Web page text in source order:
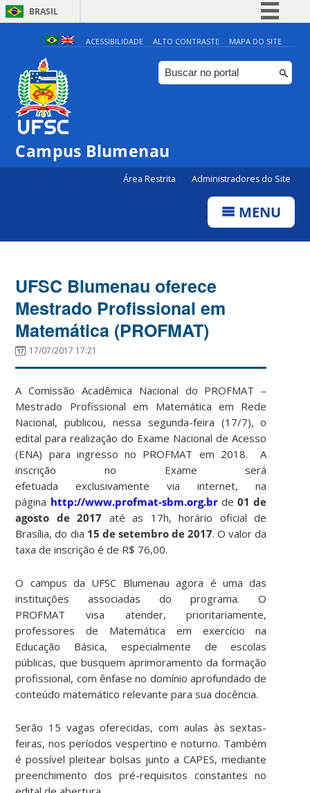
BRASIL
Simplifique!
Comunica BR
Participe
ACESSIBILIDADE ALTO CONTRASTE MAPA DO SITE
Campus Blumenau
Área Restrita Administradores do Site
MENU
UFSC Blumenau oferece
Mestrado Profissional em
Matemática (PROFMAT)
17/07/2017 17:21
A Comissão Acadêmica Nacional do PROFMAT –
Mestrado Profissional em Matemática em Rede
Nacional, publicou, nessa segunda-feira (17/7), o
edital para realização do Exame Nacional de Acesso
(ENA) para ingresso no PROFMAT em 2018. A
inscrição no Exame será
efetuada exclusivamente via internet, na
página http://www.profmat-sbm.org.br de 01 de
agosto de 2017 até as 17h, horário oficial de
Brasília, do dia 15 de setembro de 2017. O valor da
taxa de inscrição é de R$ 76,00.
O campus da UFSC Blumenau agora é uma das
instituições associadas do programa. O
PROFMAT visa atender, prioritariamente,
professores de Matemática em exercício na
Educação Básica, especialmente de escolas
públicas, que busquem aprimoramento da formação
profissional, com ênfase no domínio aprofundado de
conteúdo matemático relevante para sua docência.
Serão 15 vagas oferecidas, com aulas às sextas-
feiras, nos períodos vespertino e noturno. Também
é possível pleitear bolsas junto a CAPES, mediante
preenchimento dos pré-requisitos constantes no